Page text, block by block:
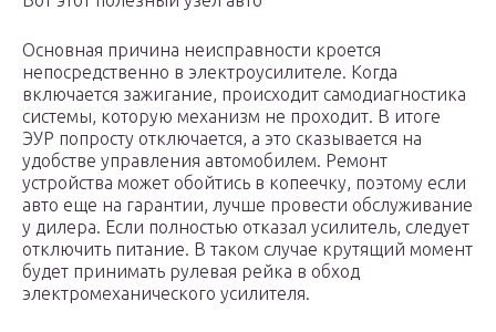
Основная причина неисправности кроется
непосредственно в электроусилителе. Когда
включается зажигание, происходит самодиагностика
системы, которую механизм не проходит. В итоге
ЭУР попросту отключается, а это сказывается на
удобстве управления автомобилем. Ремонт
устройства может обойтись в копеечку, поэтому если
авто еще на гарантии, лучше провести обслуживание
у дилера. Если полностью отказал усилитель, следует
отключить питание. В таком случае крутящий момент
будет принимать рулевая рейка в обход
электромеханического усилителя.